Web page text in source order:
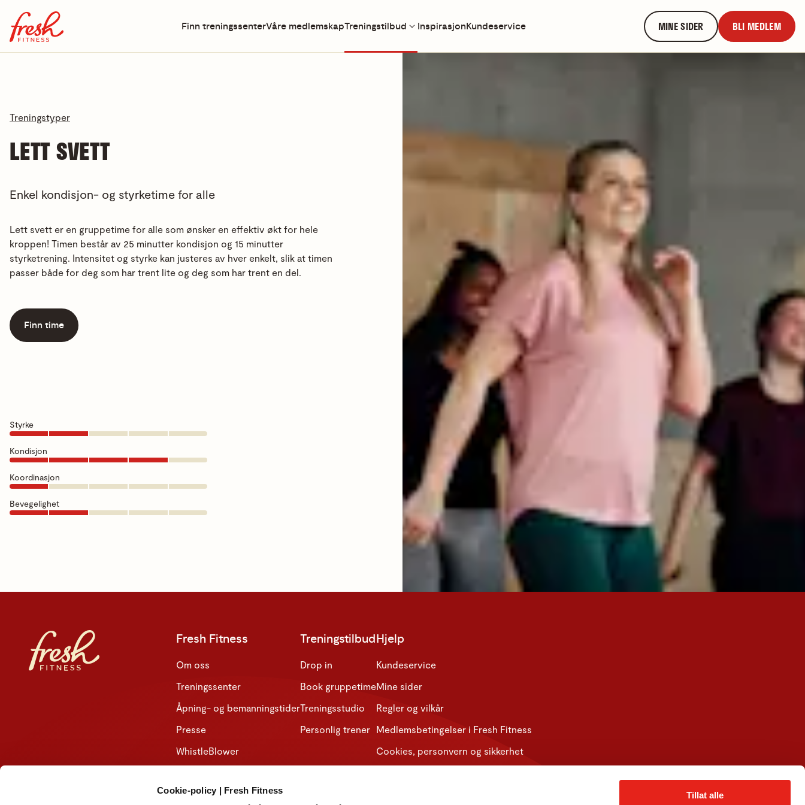
Cookie-policy | Fresh Fitness
Tillat alle
Finn treningssenterVåre medlemskapTreningstilbud InspirasjonKundeservice MINE SIDER BLI MEDLEM
Treningstyper
LETT SVETT
Enkel kondisjon- og styrketime for alle
Lett svett er en gruppetime for alle som ønsker en effektiv økt for hele
kroppen! Timen består av 25 minutter kondisjon og 15 minutter
styrketrening. Intensitet og styrke kan justeres av hver enkelt, slik at timen
passer både for deg som har trent lite og deg som har trent en del.
Finn time
Styrke
Kondisjon
Koordinasjon
Bevegelighet
Fresh Fitness
Om oss
Treningssenter
Åpning- og bemanningstider
Presse
WhistleBlower
Treningstilbud
Drop in
Book gruppetime
Treningsstudio
Personlig trener
Hjelp
Kundeservice
Mine sider
Regler og vilkår
Medlemsbetingelser i Fresh Fitness
Cookies, personvern og sikkerhet